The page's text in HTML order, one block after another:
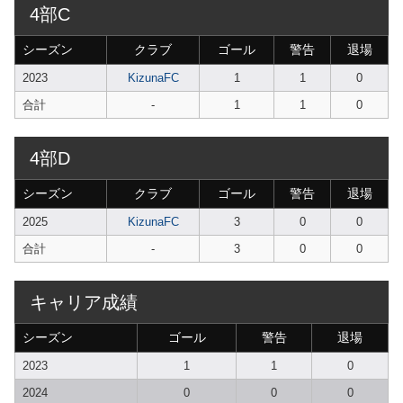
4部C
シーズン クラブ ゴール 警告 退場
2023 KizunaFC 1 1
0
合計
- 1 1 0
4部D
シーズン クラブ ゴール 警告 退場
2025 KizunaFC 3 0
0
合計
- 3 0 0
キャリア成績
シーズン ゴール 警告 退場
2023 1 1
0
2024
0 0 0